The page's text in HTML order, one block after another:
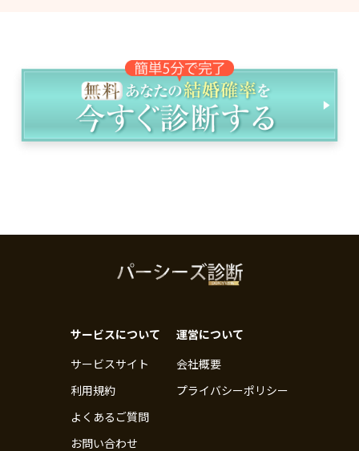
サービスについて
サービスサイト
利用規約
よくあるご質問
お問い合わせ
運営について
会社概要
プライバシーポリシー